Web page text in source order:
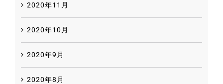
2020年11月
2020年10月
2020年9月
2020年8月